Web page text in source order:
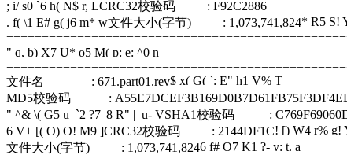
; i/ s0 `6 h( N$ r, LCRC32校验码 : F92C2886
. f( \1 E# g( j6 m* w文件大小(字节) : 1,073,741,824* R5 S!
" q, b) X7 U* o5 M( p: e: ^0 n
文件名 : 671.part01.rev$ x( G( `: E" h1 V% T
MD5校验码 :
" ^& \( G5 u `2 ?7 |8 R" | u- VSHA1校验码 :
6 V+ [( O) O! M9 ]CRC32校验码 : 2144DF1C! [) W4 r% g!
文件大小(字节) : 1,073,741,8246 f# O7 K1 ?- y: t. a